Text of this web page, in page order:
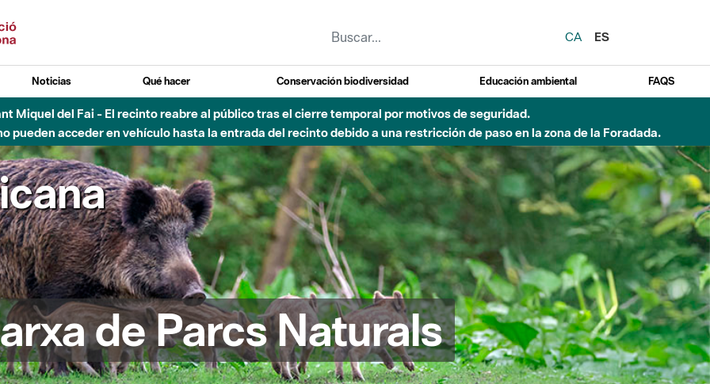
CA
ES
Noticias Qué hacer Conservación biodiversidad Educación ambiental FAQS
- Afectaciones en el cauce del Parque Fluvial del Besòs debido a obras de construcción de una pasarela sobre el río
de Parcs Naturals